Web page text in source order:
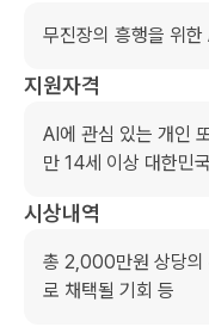
무진장의 흥행을 위
지원자격
AI에 관심 있는 개인
만 14세 이상 대한민
시상내역
총 2,000만원 상당의
로 채택될 기회 등